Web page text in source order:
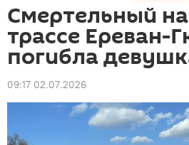
Смертельный
трассе Ереван-
погибла
09:17 02.07.2026